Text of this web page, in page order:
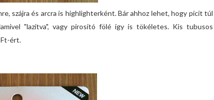
szájra és arcra is highlighterként. Bár ahhoz lehet, hogy picit túl
"lazítva", vagy pirosító fölé így is tökéletes. Kis tubusos
Ft-ért.